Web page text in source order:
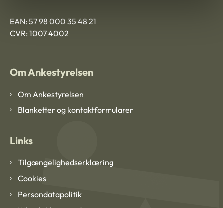
EAN: 57 98 000 35 48 21
CVR: 1007 4002
Om Ankestyrelsen
Om Ankestyrelsen
Blanketter og kontaktformularer
Links
Tilgængelighedserklæring
Cookies
Persondatapolitik